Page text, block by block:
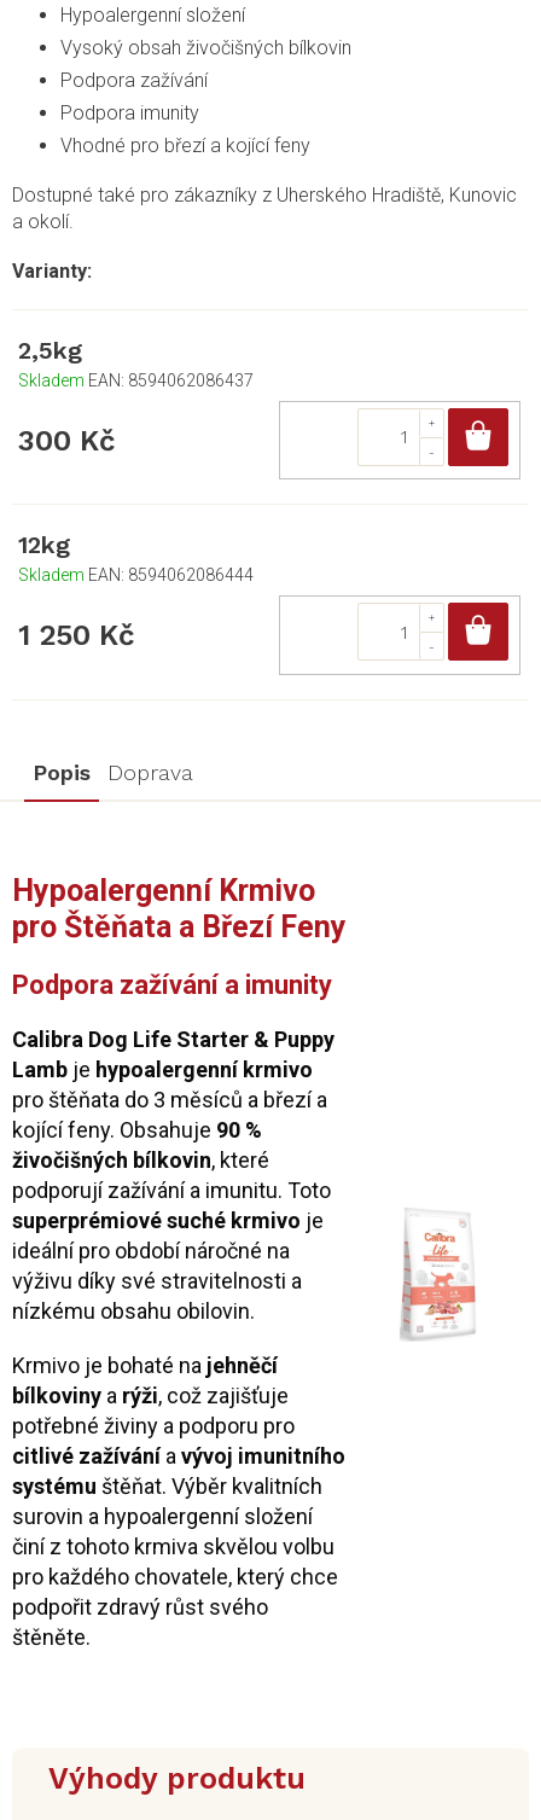
Hypoalergenní složení
Vysoký obsah živočišných bílkovin
Podpora zažívání
Podpora imunity
Vhodné pro březí a kojící feny
Dostupné také pro zákazníky z Uherského Hradiště, Kunovic
a okolí.
2,5kg
Skladem EAN: 8594062086437
300 Kč
12kg
Skladem EAN: 8594062086444
1 250 Kč
Popis Doprava
Hypoalergenní Krmivo
pro Štěňata a Březí Feny
Podpora zažívání a imunity
Calibra Dog Life Starter & Puppy
Lamb je hypoalergenní krmivo
pro štěňata do 3 měsíců a březí a
kojící feny. Obsahuje 90 %
živočišných bílkovin, které
podporují zažívání a imunitu. Toto
superprémiové suché krmivo je
ideální pro období náročné na
výživu díky své stravitelnosti a
nízkému obsahu obilovin.
Krmivo je bohaté na jehněčí
bílkoviny a rýži, což zajišťuje
potřebné živiny a podporu pro
citlivé zažívánía vývoj imunitního
systému štěňat. Výběr kvalitních
surovin a hypoalergenní složení
činí z tohoto krmiva skvělou volbu
pro každého chovatele, který chce
podpořit zdravý růst svého
štěněte.
Výhody produktu